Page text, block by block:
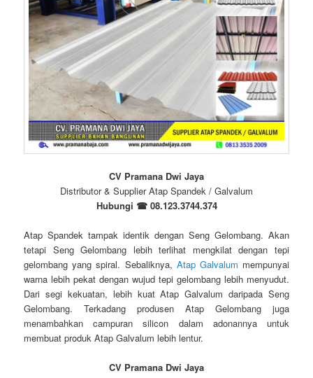
CV Pramana Dwi Jaya
Distributor & Supplier Atap Spandek / Galvalum
Hubungi ☎ 08.123.3744.374
Atap Spandek tampak identik dengan Seng Gelombang. Akan
tetapi Seng Gelombang lebih terlihat mengkilat dengan tepi
gelombang yang spiral. Sebaliknya, Atap Galvalum mempunyai
warna lebih pekat dengan wujud tepi gelombang lebih menyudut.
Dari segi kekuatan, lebih kuat Atap Galvalum daripada Seng
Gelombang. Terkadang produsen Atap Gelombang juga
menambahkan campuran silicon dalam adonannya untuk
membuat produk Atap Galvalum lebih lentur.
CV Pramana Dwi Jaya